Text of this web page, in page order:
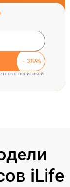
c политикой
iLife